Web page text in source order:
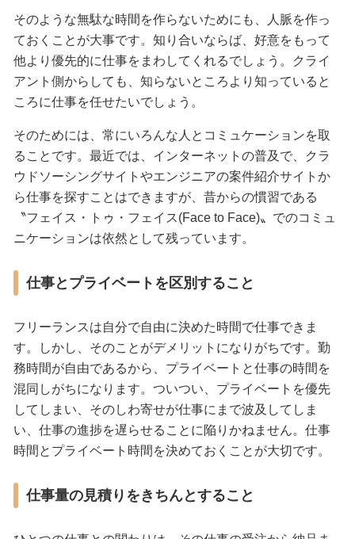
そのような無駄な時間を作らないためにも、人脈を作っ
ておくことが大事です。知り合いならば、好意をもって
他より優先的に仕事をまわしてくれるでしょう。クライ
アント側からしても、知らないところより知っていると
ころに仕事を任せたいでしょう。
そのためには、常にいろんな人とコミュケーションを取
ることです。最近では、インターネットの普及で、クラ
ウドソーシングサイトやエンジニアの案件紹介サイトか
ら仕事を探すことはできますが、昔からの慣習である
〝フェイス・トゥ・フェイス(Face to Face)〟でのコミュ
ニケーションは依然として残っています。
仕事とプライベートを区別すること
フリーランスは自分で自由に決めた時間で仕事できま
す。しかし、そのことがデメリットになりがちです。勤
務時間が自由であるから、プライベートと仕事の時間を
混同しがちになります。ついつい、プライベートを優先
してしまい、そのしわ寄せが仕事にまで波及してしま
い、仕事の進捗を遅らせることに陥りかねません。仕事
時間とプライベート時間を決めておくことが大切です。
仕事量の見積りをきちんとすること